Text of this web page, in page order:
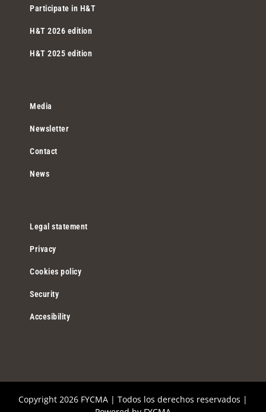
Participate in H&T
H&T 2026 edition
H&T 2025 edition
Media
Newsletter
Contact
News
Legal statement
Privacy
Cookies policy
Security
Accesibility
Copyright 2026 FYCMA | Todos los derechos reservados |